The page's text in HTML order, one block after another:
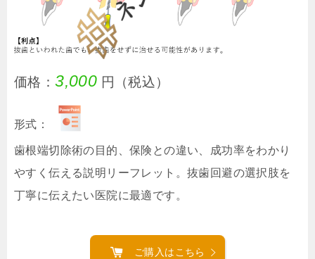
価格：3,000 円（税込）
形式：
歯根端切除術の目的、保険との違い、成功率をわかり
やすく伝える説明リーフレット。抜歯回避の選択肢を
丁寧に伝えたい医院に最適です。
ご購入はこちら